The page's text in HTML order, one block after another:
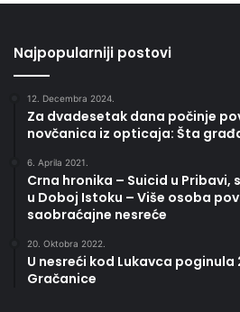
Najpopularniji postovi
12. Decembra 2024.
Za dvadesetak dana počinje
novčanica iz opticaja: Šta
6. Aprila 2021.
Crna hronika – Suicid u
u Doboj Istoku – Više osoba
saobraćajne nesreće
20. Oktobra 2022.
U nesreći kod Lukavca
Gračanice